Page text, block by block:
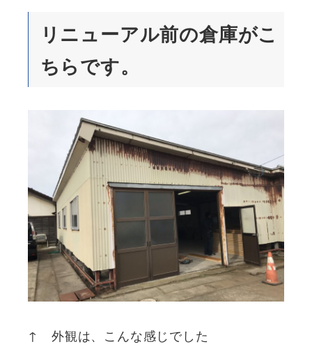
リニューアル前の倉庫がこ
ちらです。
↑ 外観は、こんな感じでした